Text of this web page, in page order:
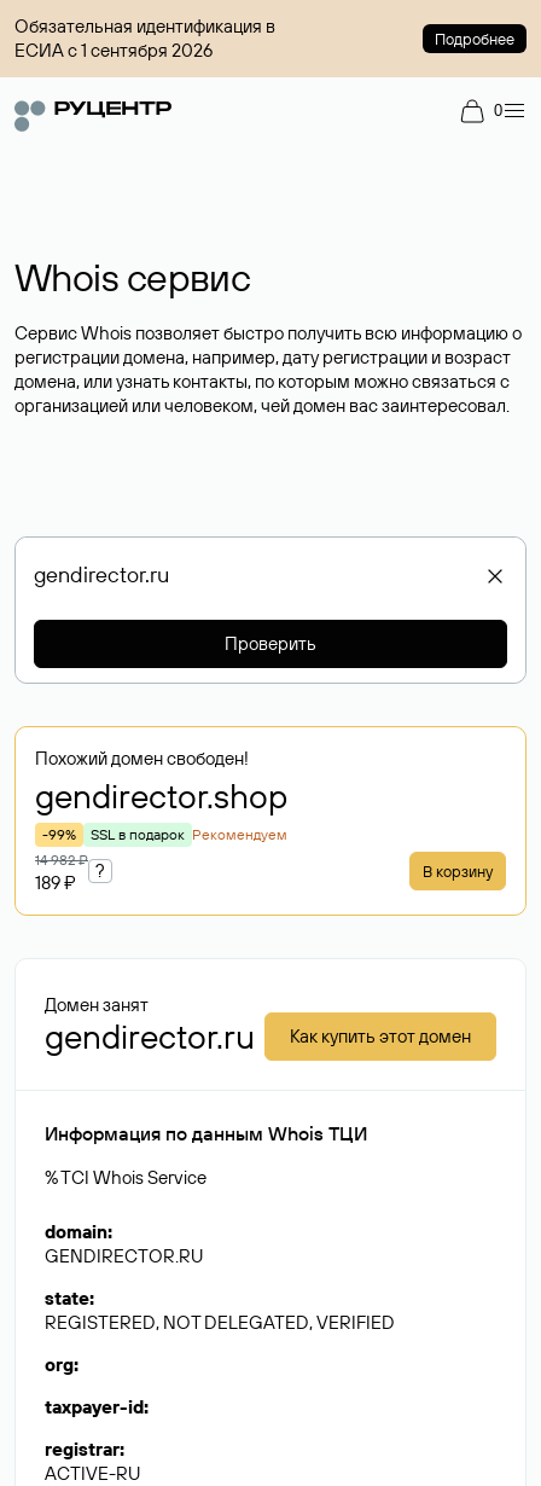
Обязательная идентификация в
ЕСИА с 1 сентября 2026
Подробнее
0
Whois сервис
Сервис Whois позволяет быстро получить всю информацию о
регистрации домена, например, дату регистрации и возраст
домена, или узнать контакты, по которым можно связаться с
организацией или человеком, чей домен вас заинтересовал.
Проверить
Похожий домен свободен!
gendirector.shop
-99% SSL в подарок Рекомендуем
14 982 ₽
189 ₽
? В корзину
Домен занят
gendirector.ru Как купить этот домен
Информация по данным Whois ТЦИ
% TCI Whois Service
domain:
GENDIRECTOR.RU
state:
REGISTERED, NOT DELEGATED, VERIFIED
org:
taxpayer-id:
registrar:
ACTIVE-RU